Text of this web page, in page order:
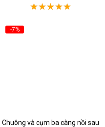
-7%
Chuông và cụm ba càng nồi sau